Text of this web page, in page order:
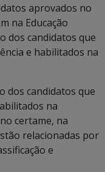
aprovados no
na Educação
dos candidatos que
e habilitados na
dos candidatos que
na
certame, na
relacionadas por
e